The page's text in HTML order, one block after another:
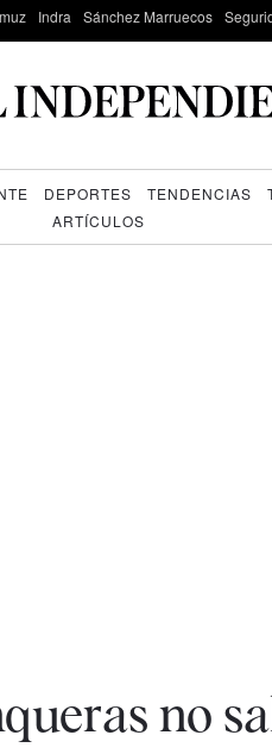
Indra Sánchez Marruecos
DEPORTES TENDENCIAS
ARTÍCULOS
no